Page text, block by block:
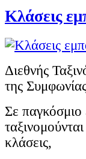
Κλάσεις
Διεθνής
της
Σε παγκόσμιο
κλάσεις,